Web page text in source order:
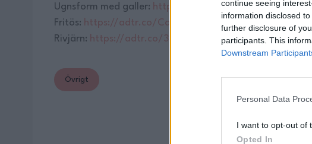
continue seeing
information disclosed
further disclosure of
participants. This
Downstream
Personal Data
I want to opt-out of
Opted In
Ugnsform med galler: https://adtr.co/zUZfUa
Fritös: https://adtr.co/CaRiZx
Rivjärn: https://adtr.co/3tbWYO
Övrigt
Du